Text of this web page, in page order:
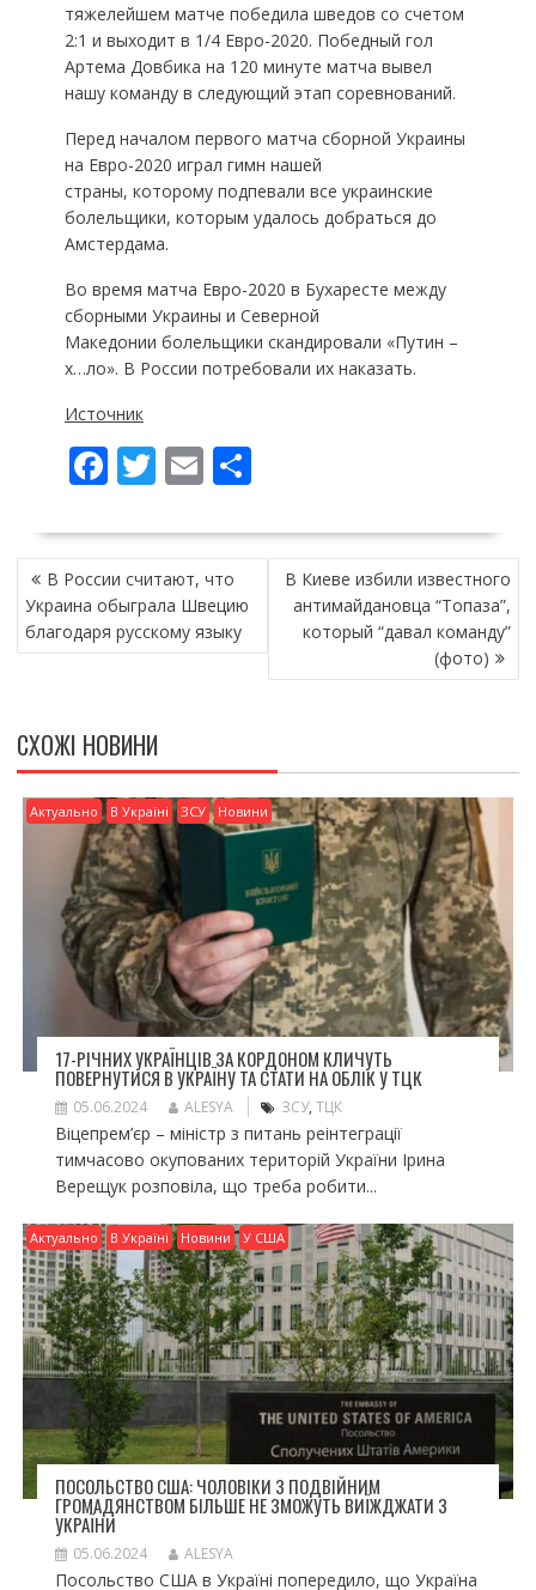
тяжелейшем матче победила шведов со счетом
2:1 и выходит в 1/4 Евро-2020. Победный гол
Артема Довбика на 120 минуте матча вывел
нашу команду в следующий этап соревнований.
Перед началом первого матча сборной Украины
на Евро-2020 играл гимн нашей
страны, которому подпевали все украинские
болельщики, которым удалось добраться до
Амстердама.
Во время матча Евро-2020 в Бухаресте между
сборными Украины и Северной
Македонии болельщики скандировали «Путин –
х…ло». В России потребовали их наказать.
Источник
F
ac
e
b
o
o
T
w
itt
er
E
m
ai
l
П
ді
т
и
НАВІГАЦІЯ
ЗАПИСІВ
В России считают, что
Украина обыграла Швецию
благодаря русскому языку
В Киеве избили известного
антимайдановца “Топаза”,
который “давал команду”
(фото)
СХОЖІ НОВИНИ
Актуально В Україні ЗСУ Новини
17-РІЧНИХ УКРАЇНЦІВ ЗА КОРДОНОМ КЛИЧУТЬ
ПОВЕРНУТИСЯ В УКРАЇНУ ТА СТАТИ НА ОБЛІК У ТЦК
05.06.2024 ALESYA ЗСУ, ТЦК
Віцепрем’єр – міністр з питань реінтеграції
тимчасово окупованих територій України Ірина
Верещук розповіла, що треба робити...
Актуально В Україні Новини У США
ПОСОЛЬСТВО США: ЧОЛОВІКИ З ПОДВІЙНИМ
ГРОМАДЯНСТВОМ БІЛЬШЕ НЕ ЗМОЖУТЬ ВИЇЖДЖАТИ З
УКРАЇНИ
05.06.2024 ALESYA
Посольство США в Україні попередило, що Україна